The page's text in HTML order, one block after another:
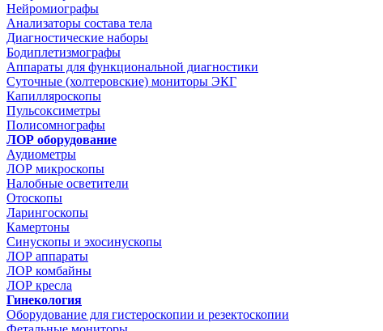
Нейромиографы
Анализаторы состава тела
Диагностические наборы
Бодиплетизмографы
Аппараты для функциональной диагностики
Суточные (холтеровские) мониторы ЭКГ
Капилляроскопы
Пульсоксиметры
Полисомнографы
ЛОР оборудование
Аудиометры
ЛОР микроскопы
Налобные осветители
Отоскопы
Ларингоскопы
Камертоны
Синускопы и эхосинускопы
ЛОР аппараты
ЛОР комбайны
ЛОР кресла
Гинекология
Оборудование для гистероскопии и резектоскопии